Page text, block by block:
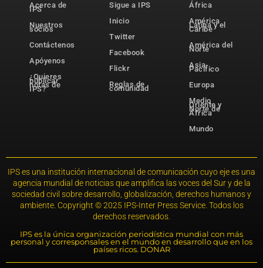
Acerca de
IPS
Nuestros
socios
Contáctenos
Apóyenos
¿Quieres
publicar
notas de
IPS?
Sigue a IPS
Inicio
Twitter
Facebook
Flickr
Reglas de
comunidad
África
América
Latina y el
Caribe
América del
Norte
Asia-
Pacífico
Europa
Medio
Oriente y
Norte de
África
Mundo
IPS es una institución internacional de comunicación cuyo eje es una
agencia mundial de noticias que amplifica las voces del Sur y de la
sociedad civil sobre desarrollo, globalización, derechos humanos y
ambiente. Copyright © 2025 IPS-Inter Press Service. Todos los
derechos reservados.
IPS es la única organización periodística mundial con más
personal y corresponsales en el mundo en desarrollo que en los
países ricos. DONAR